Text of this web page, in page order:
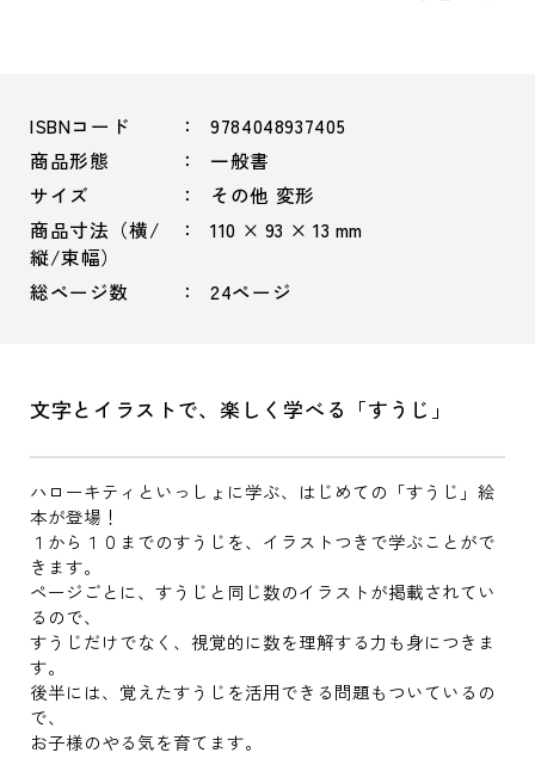
ISBNコード
9784048937405
商品形態
一般書
サイズ
その他 変形
商品寸法（横/
縦/束幅）
110 × 93 × 13 mm
総ページ数 24ページ
文字とイラストで、楽しく学べる「すうじ」
ハローキティといっしょに学ぶ、はじめての「すうじ」絵
本が登場！
１から１０までのすうじを、イラストつきで学ぶことがで
きます。
ページごとに、すうじと同じ数のイラストが掲載されてい
るので、
すうじだけでなく、視覚的に数を理解する力も身につきま
す。
後半には、覚えたすうじを活用できる問題もついているの
で、
お子様のやる気を育てます。